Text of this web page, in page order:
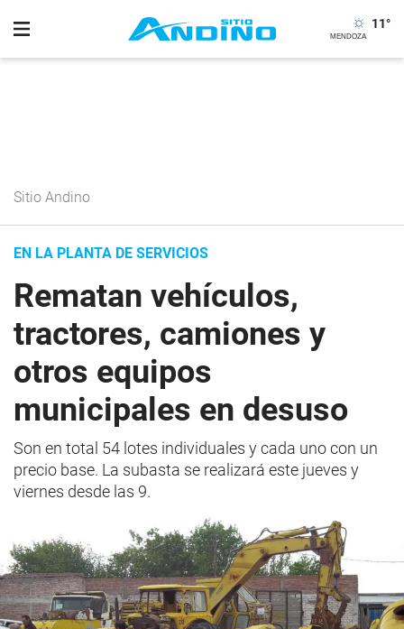
11°
Sitio Andino
EN LA PLANTA DE SERVICIOS
Rematan vehículos,
tractores, camiones y
otros equipos
municipales en desuso
Son en total 54 lotes individuales y cada uno con un
precio base. La subasta se realizará este jueves y
viernes desde las 9.